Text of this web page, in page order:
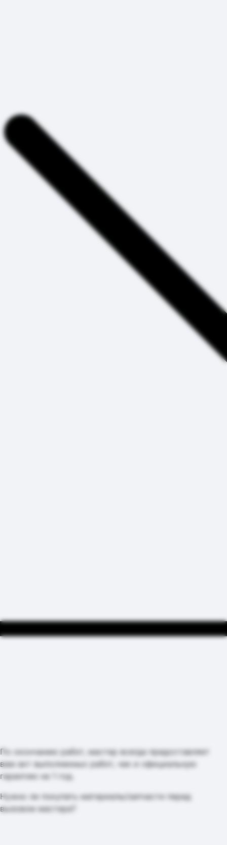
По окончанию работ, мастер всегда предоставляет
вам акт выполненных работ, чек и официальную
гарантию на 1 год.
Нужно ли покупать материалы/запчасти перед
вызовом мастера?